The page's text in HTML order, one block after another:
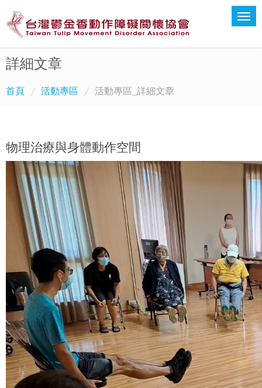
詳細文章
首頁 活動專區 活動專區_詳細文章
物理治療與身體動作空間